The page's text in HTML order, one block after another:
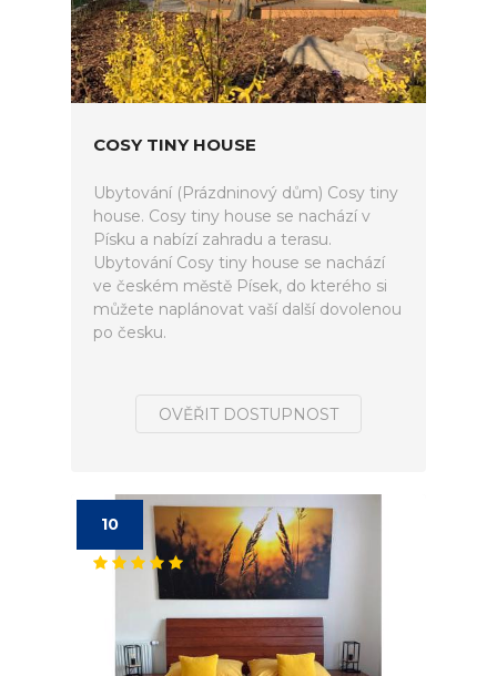
COSY TINY HOUSE
Ubytování (Prázdninový dům) Cosy tiny
house. Cosy tiny house se nachází v
Písku a nabízí zahradu a terasu.
Ubytování Cosy tiny house se nachází
ve českém městě Písek, do kterého si
můžete naplánovat vaší další dovolenou
po česku.
OVĚŘIT DOSTUPNOST
10